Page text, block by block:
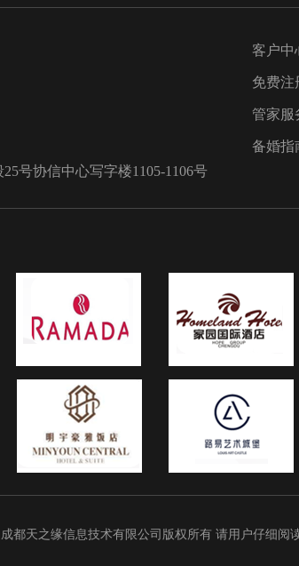
号协信中心写字楼1105-1106号
客户中
免费注
管家服
备婚指
都天之缘信息技术有限公司版权所有 请用户仔细阅